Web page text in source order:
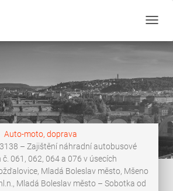
Auto-moto, doprava
– Zajištění náhradní autobusové
061, 062, 064 a 076 v úsecích
Mladá Boleslav město, Mšeno
Mladá Boleslav město – Sobotka od